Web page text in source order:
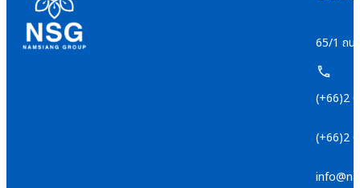
65/1 ถน
(+66)2
(+66)2